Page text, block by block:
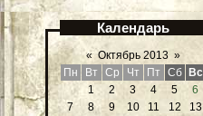
Календарь
« Октябрь 2013 »
Пн
Вт Ср Чт Пт Сб Вс
1
2 3 4 5
6
7
8 9 10 11 12
13